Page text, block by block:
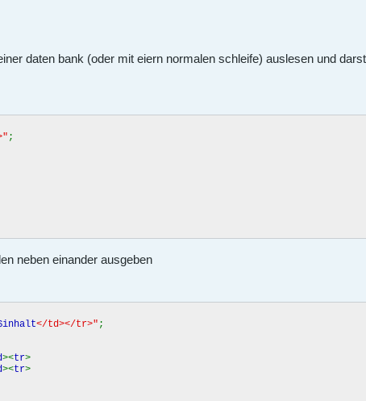
daten bank (oder mit eiern normalen schleife) auslesen und
;
neben einander ausgeben
</td></tr>" ;
><tr>
><tr>